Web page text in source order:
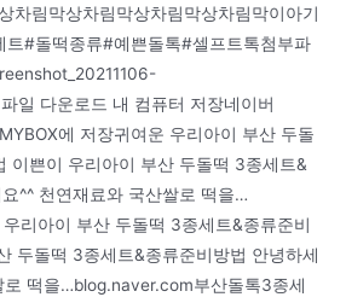
차림막상차림막상차림막상차림막이아기
트#돌떡종류#예쁜돌톡#셀프트톡첨부파
일 다운로드 내 컴퓨터 저장네이버
에 저장귀여운 우리아이 부산 두돌
이쁜이 우리아이 부산 두돌떡 3종세트&
^^ 천연재료와 국산쌀로 떡을…
리아이 부산 두돌떡 3종세트&종류준비
두돌떡 3종세트&종류준비방법 안녕하세
로 떡을…blog.naver.com부산돌톡3종세